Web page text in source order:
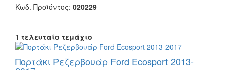
Κωδ. Προϊόντος: 020229
1 τελευταίο τεμάχιο
Πορτάκι Ρεζερβουάρ Ford Ecosport 2013-